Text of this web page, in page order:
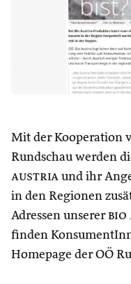
Mit der Kooperation
Rundschau werden
austria und ihr
in den Regionen
Adressen unserer bio
finden
Homepage der OÖ